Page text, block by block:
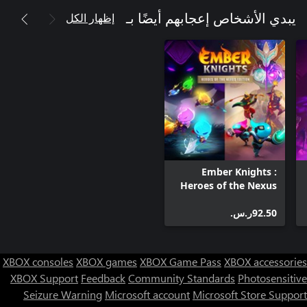
يبدي الأشخاص إعجابهم أيضًا بـ إظهار الكل
Ember Knights :
Heroes of the Nexus
‪ر.س.‏‎92.50‬
XBOX consoles XBOX games XBOX Game Pass XBOX accessories
XBOX Support FeedbackCommunity Standards Photosensitive
Seizure Warning Microsoft account Microsoft Store Support